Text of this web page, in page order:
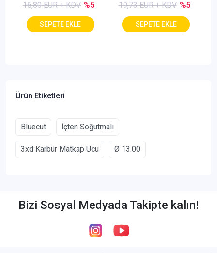
16,80 EUR + KDV %5 19,73 EUR + KDV %5
Ürün Etiketleri
Bluecut İçten Soğutmalı
3xd Karbür Matkap Ucu Ø 13.00
Bizi Sosyal Medyada Takipte kalın!